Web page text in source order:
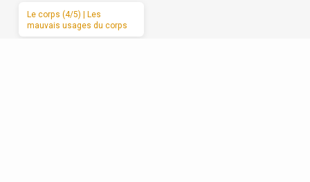
Le corps (4/5) | Les
mauvais usages du corps